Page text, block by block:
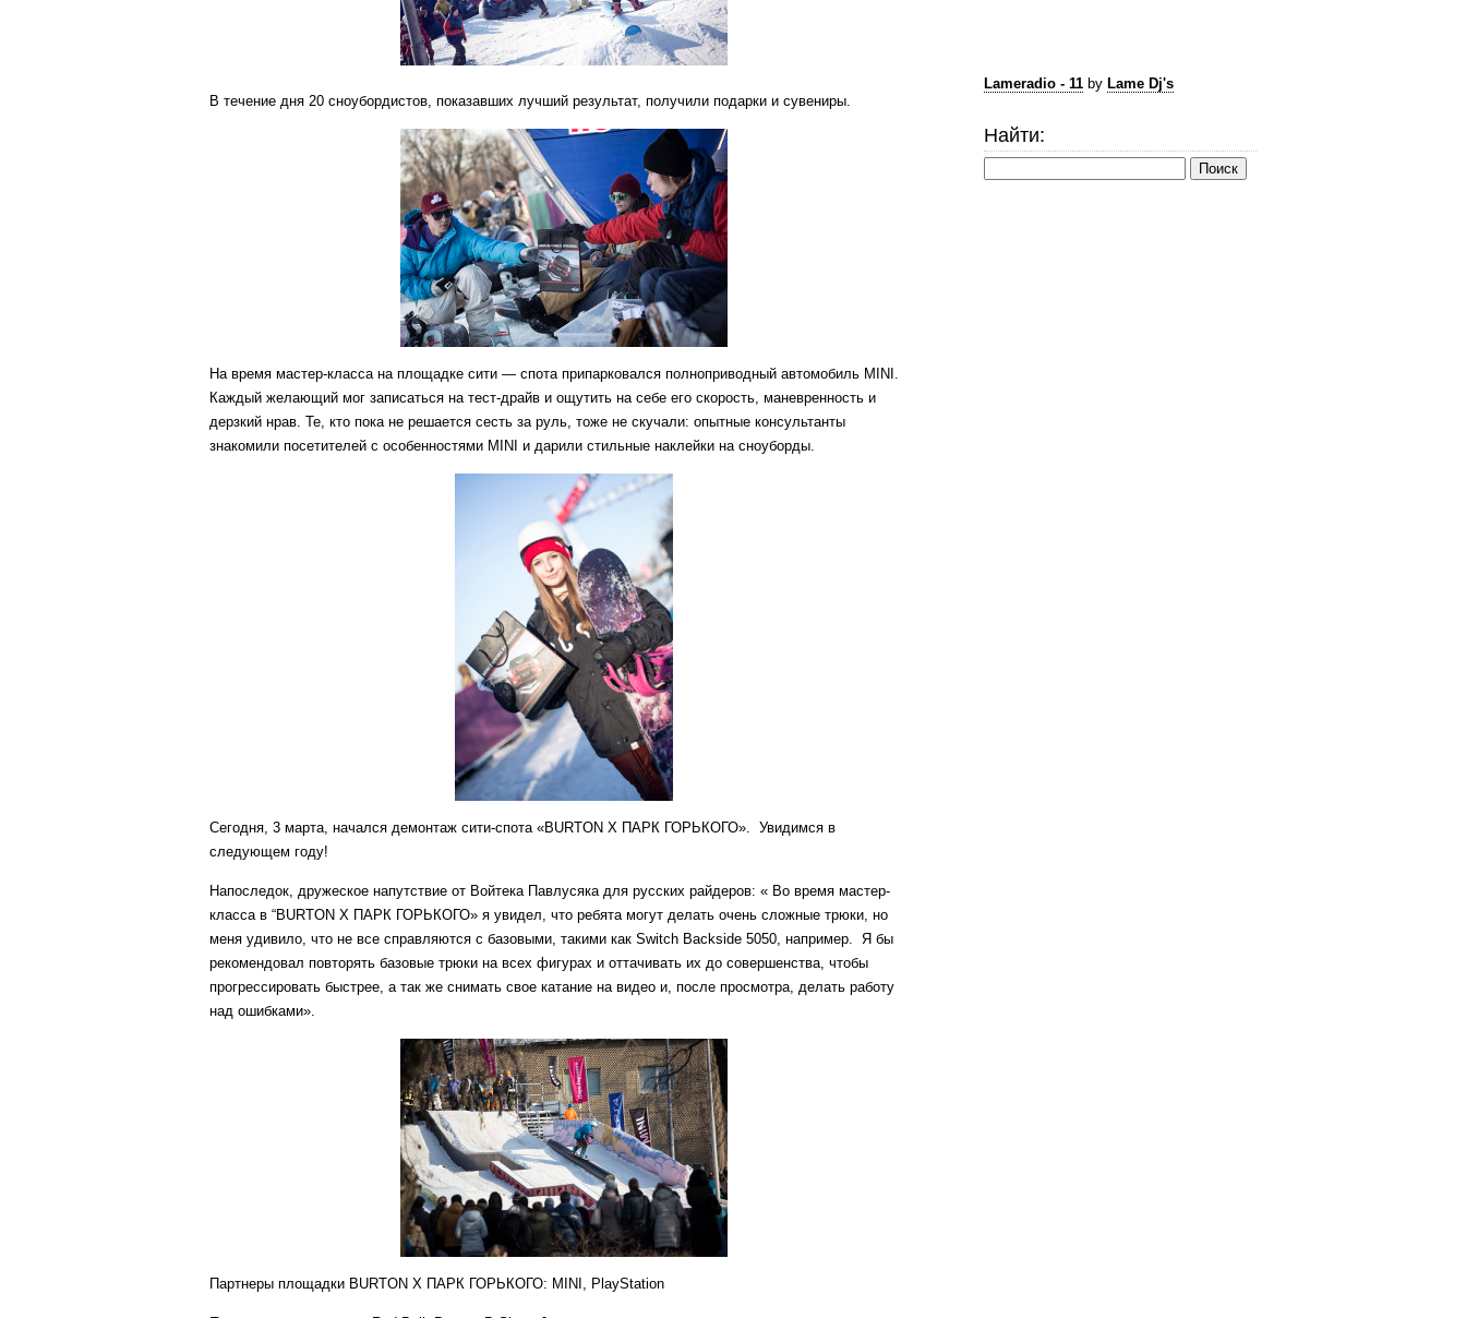
В течение дня 20 сноубордистов, показавших лучший результат, получили подарки и сувениры.
На время мастер-класса на площадке сити — спота припарковался полноприводный автомобиль MINI.
Каждый желающий мог записаться на тест-драйв и ощутить на себе его скорость, маневренность и
дерзкий нрав. Те, кто пока не решается сесть за руль, тоже не скучали: опытные консультанты
знакомили посетителей с особенностями MINI и дарили стильные наклейки на сноуборды.
Сегодня, 3 марта, начался демонтаж сити-спота «BURTON X ПАРК ГОРЬКОГО». Увидимся в
следующем году!
Напоследок, дружеское напутствие от Войтека Павлусяка для русских райдеров: « Во время мастер-
класса в “BURTON X ПАРК ГОРЬКОГО» я увидел, что ребята могут делать очень сложные трюки, но
меня удивило, что не все справляются с базовыми, такими как Switch Backside 5050, например. Я бы
рекомендовал повторять базовые трюки на всех фигурах и оттачивать их до совершенства, чтобы
прогрессировать быстрее, а так же снимать свое катание на видео и, после просмотра, делать работу
над ошибками».
Партнеры площадки BURTON X ПАРК ГОРЬКОГО: MINI, PlayStation
Lameradio - 11 by Lame Dj's
Найти: